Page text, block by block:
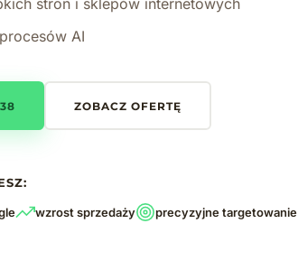
stron i sklepów internetowych
AI
ZOBACZ OFERTĘ
wzrost sprzedaży precyzyjne targetowanie